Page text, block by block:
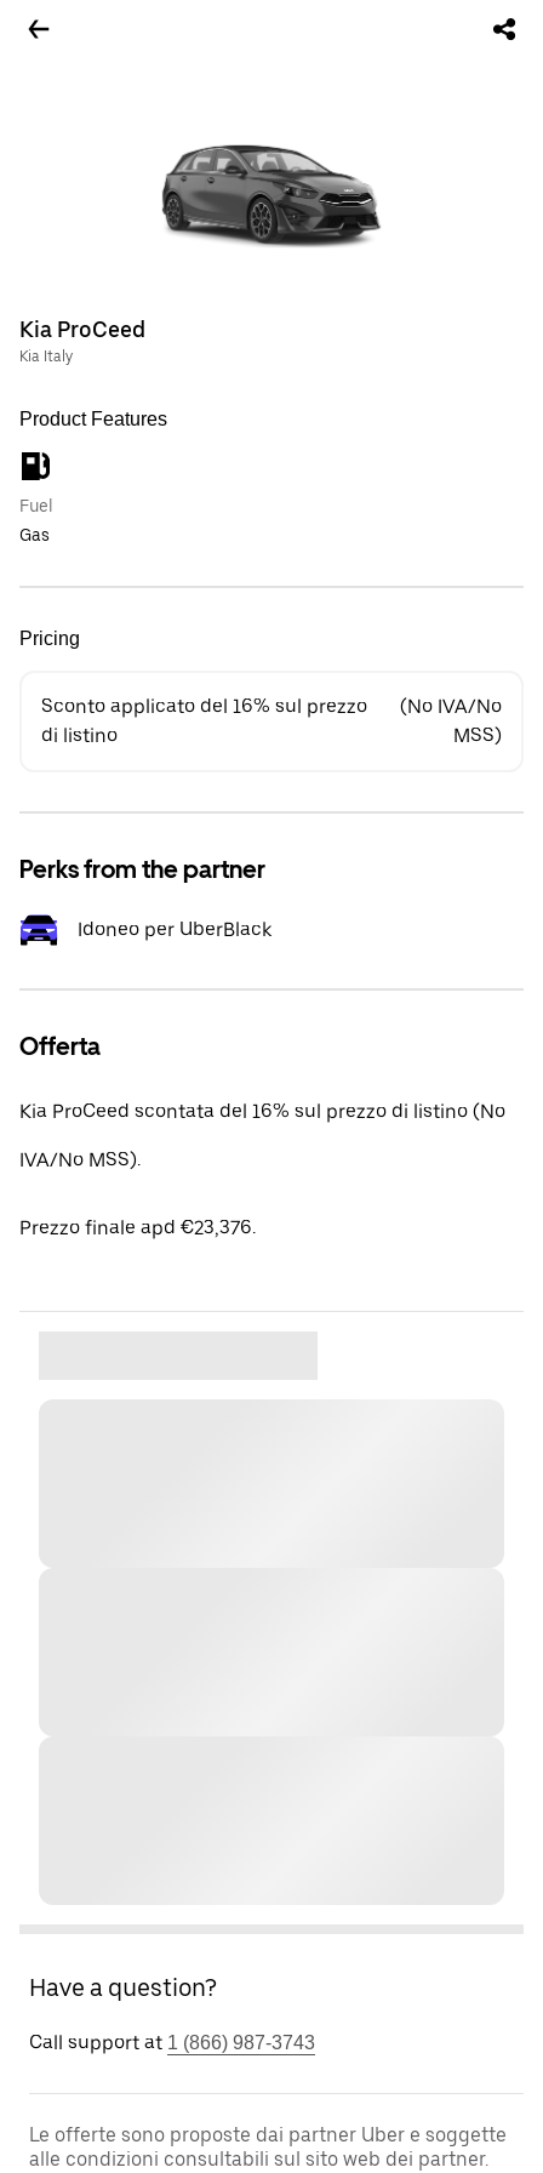
Kia ProCeed
Kia Italy
Product Features
Fuel
Gas
Pricing
Sconto applicato del 16% sul prezzo
di listino
(No IVA/No
MSS)
Perks from the partner
Idoneo per UberBlack
Offerta
Kia ProCeed scontata del 16% sul prezzo di listino (No
IVA/No MSS).
Prezzo finale apd €23,376.
Have a question?
Call support at 1 (866) 987-3743
Le offerte sono proposte dai partner Uber e soggette
alle condizioni consultabili sul sito web dei partner.